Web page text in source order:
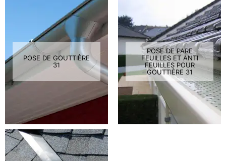
POSE DE GOUTTIÈRE
31
POSE DE PARE
FEUILLES ET ANTI
FEUILLES POUR
GOUTTIÈRE 31